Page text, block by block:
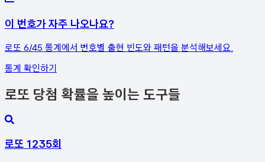
이 번호가 자주 나오나요?
로또 6/45 통계에서 번호별 출현 빈도와 패턴을 분석해보세요.
통계 확인하기
로또 당첨 확률을 높이는 도구들
로또 1235회